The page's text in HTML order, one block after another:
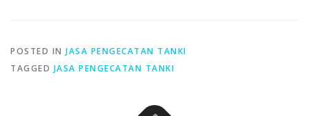
POSTED IN JASA PENGECATAN TANKI
TAGGED JASA PENGECATAN TANKI